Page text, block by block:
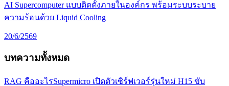
AI Supercomputer แบบติดตั้งภายในองค์กร พร้อมระบบระบาย
ความร้อนด้วย Liquid Cooling
20/6/2569
บทความทั้งหมด
RAG คืออะไรSupermicro เปิดตัวเซิร์ฟเวอร์รุ่นใหม่ H15 ขับ